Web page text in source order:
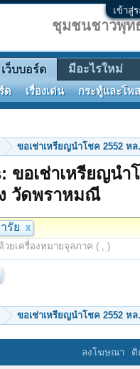
เข้าสู่
ขอเช่าเหรียญนำโชค 2552 ห
ขอเช่าเหรียญนำ
วัดพราหมณี
รัย x
ยเครื่องหมายจุลภาค ( , )
ขอเช่าเหรียญนำโชค 2552 ห
ชุมชนชาวพุท
เว็บบอร์ด
ด เรื่องเด่น กระทู้และโพ
มีอะไรใหม่
ลงโฆษณา ติ